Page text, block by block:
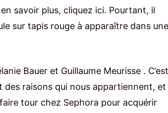
savoir plus, cliquez ici. Pourtant, il
sur tapis rouge à apparaître dans une
Bauer et Guillaume Meurisse . C’est
des raisons qui nous appartiennent, et
faire tour chez Sephora pour acquérir